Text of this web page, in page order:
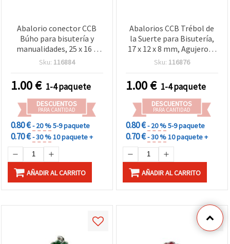
Abalorio conector CCB
Búho para bisutería y
manualidades, 25 x 16 x
4,5 mm, Blanco - 5 uds
Sku: 116884
1.00€ 1-4 paquete
DESCUENTOS
PARA CANTIDAD
0.80 €- 20 %5-9 paquete
0.70 €- 30 %10 paquete +
AÑADIR AL CARRITO
Abalorios CCB Trébol de
la Suerte para Bisutería,
17 x 12 x 8 mm, Agujero: 4
mm, Rojo - 5 uds
Sku: 116876
1.00€ 1-4 paquete
DESCUENTOS
PARA CANTIDAD
0.80 €- 20 %5-9 paquete
0.70 €- 30 %10 paquete +
AÑADIR AL CARRITO